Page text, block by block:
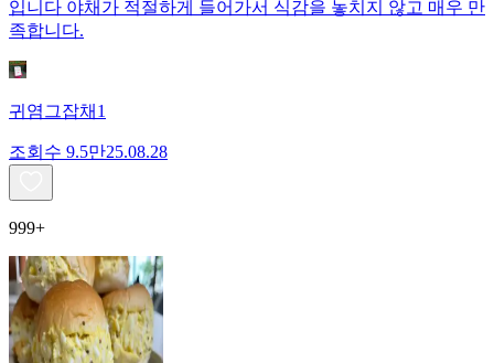
입니다 야채가 적절하게 들어가서 식감을 놓치지 않고 매우 만
족합니다.
귀염그잡채1
조회수 9.5만25.08.28
999+